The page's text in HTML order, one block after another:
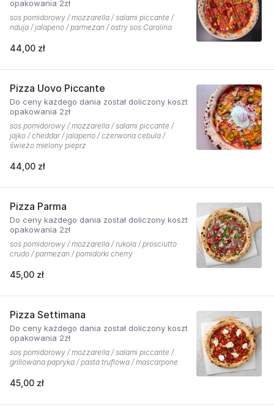
opakowania 2zł
sos pomidorowy / mozzarella / salami piccante /
nduja / jalapeno / parmezan / ostry sos Carolina
44,00 zł
Pizza Uovo Piccante
Do ceny każdego dania został doliczony koszt
opakowania 2zł
sos pomidorowy / mozzarella / salami piccante /
jajko / cheddar / jalapeno / czerwona cebula /
świeżo mielony pieprz
44,00 zł
Pizza Parma
Do ceny każdego dania został doliczony koszt
opakowania 2zł
sos pomidorowy / mozzarella / rukola / prosciutto
crudo / parmezan / pomidorki cherry
45,00 zł
Pizza Settimana
Do ceny każdego dania został doliczony koszt
opakowania 2zł
sos pomidorowy / mozzarella / salami piccante /
grillowana papryka / pasta truflowa / mascarpone
45,00 zł